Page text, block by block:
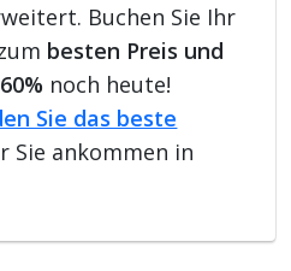
Buchen Sie Ihr
besten Preis und
noch heute!
Sie das beste
Sie ankommen in